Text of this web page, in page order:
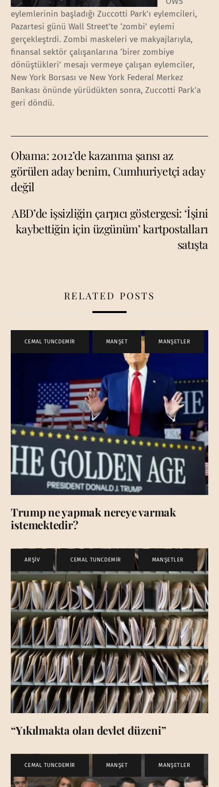
eylemlerinin başladığı Zuccotti Park’ı eylemcileri,
Pazartesi günü Wall Street’te ‘zombi’ eylemi
gerçekleştrdi. Zombi maskeleri ve makyajlarıyla,
finansal sektör çalışanlarına ‘birer zombiye
dönüştükleri’ mesajı vermeye çalışan eylemciler,
New York Borsası ve New York Federal Merkez
Bankası önünde yürüdükten sonra, Zuccotti Park’a
geri döndü.
Obama: 2012’de kazanma şansı az
görülen aday benim, Cumhuriyetçi aday
değil
ABD’de işsizliğin çarpıcı göstergesi: ‘İşini
kaybettiğin için üzgünüm’ kartpostalları
satışta
RELATED POSTS
CEMAL TUNCDEMİR MANŞET , MANŞETLER
Trump ne yapmak nereye varmak
istemektedir?
ARŞİV CEMAL TUNCDEMİR , MANŞETLER
“Yıkılmakta olan devlet düzeni”
CEMAL TUNCDEMİR MANŞET MANŞETLER